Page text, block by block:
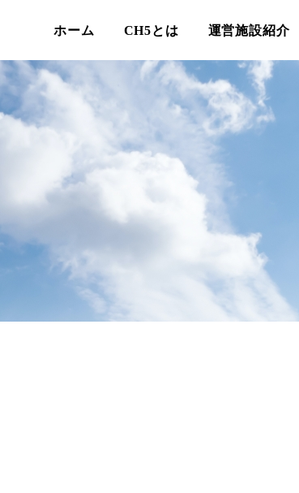
ホーム CH5とは 運営施設紹介